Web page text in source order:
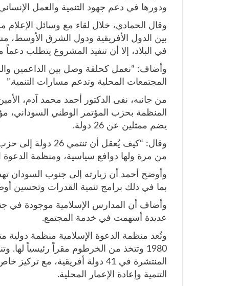
ودورها في دعم جهود التنمية والعمل
وقال الحمادي، خلال لقاء مع وسائل
بين الدول الأفريقية ودول الشرق الأوسط،
في البلاد، إلا أن تنفيذ المشروع يتطلب دعماً
وأضاف: “نعمل كحلقة وصل بين الداعمين
المجتمعات المحلية وتدعم مسارات التنمية.”
من جانبه، نفى الدكتور أحمد محمد آدم،
المنظمة بحزب المؤتمر الوطني
يضم ممثلين عن 26 دولة.
وقال: “كيف يُعقل
من مرة ولها دوافع سياسية، ومنظمة الدعوة
وأوضح أحمد أن زيارته إلى جنوب السودان
بما في ذلك برامج تنمية القدرات وتحسين
وأضاف أن المدارس الإسلامية موجودة في
عديدة أسهمت في خدمة المجتمع.
وتُعد منظمة الدعوة الإسلامية منظمة
1980 وتتخذ من الخرطوم مقراً رئيسياً لها.
المنتشرة في 41 دولة أفريقية،
التنمية وإعادة الإعمار المحلية.